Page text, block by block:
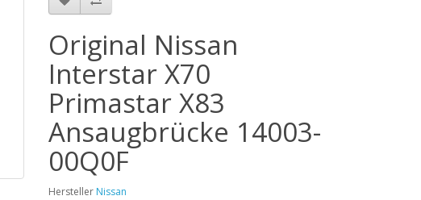
Original Nissan
Interstar X70
Primastar X83
Ansaugbrücke 14003-
00Q0F
Hersteller Nissan